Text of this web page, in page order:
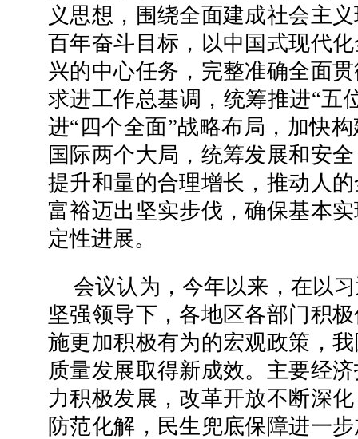
义思想，围绕全面建成社会主
百年奋斗目标，以中国式现代
兴的中心任务，完整准确全面
求进工作总基调，统筹推进“五
进“四个全面”战略布局，加快
国际两个大局，统筹发展和安
提升和量的合理增长，推动人
富裕迈出坚实步伐，确保基本
定性进展。
会议认为，今年以来，在以
坚强领导下，各地区各部门积
施更加积极有为的宏观政策，
质量发展取得新成效。主要经
力积极发展，改革开放不断深
防范化解，民生兜底保障进一